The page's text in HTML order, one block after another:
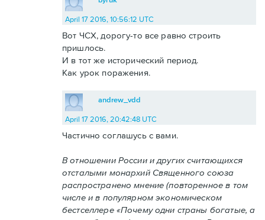
April 17 2016, 10:56:12 UTC
Вот ЧСХ, дорогу-то все равно строить
пришлось.
И в тот же исторический период.
Как урок поражения.
andrew_vdd
April 17 2016, 20:42:48 UTC
Частично соглашусь с вами.
В отношении России и других считающихся
отсталыми монархий Священного союза
распространено мнение (повторенное в том
числе и в популярном экономическом
бестселлере «Почему одни страны богатые, а